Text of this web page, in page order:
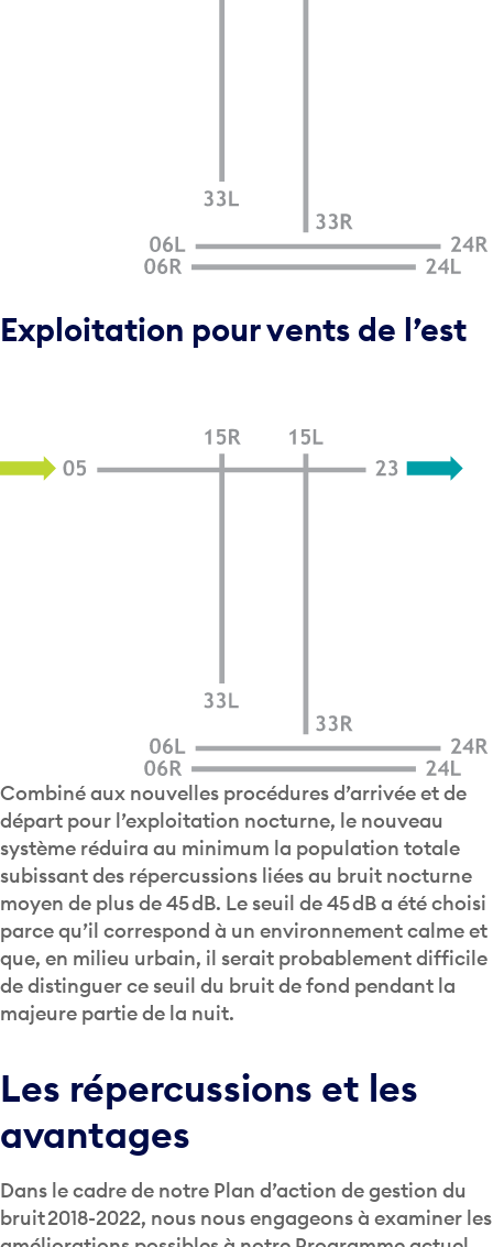
Exploitation pour vents de l’est
Combiné aux nouvelles procédures d’arrivée et de
départ pour l’exploitation nocturne, le nouveau
système réduira au minimum la population totale
subissant des répercussions liées au bruit nocturne
moyen de plus de 45 dB. Le seuil de 45 dB a été choisi
parce qu’il correspond à un environnement calme et
que, en milieu urbain, il serait probablement difficile
de distinguer ce seuil du bruit de fond pendant la
majeure partie de la nuit.
Les répercussions et les
avantages
Dans le cadre de notre Plan d’action de gestion du
bruit 2018-2022, nous nous engageons à examiner les